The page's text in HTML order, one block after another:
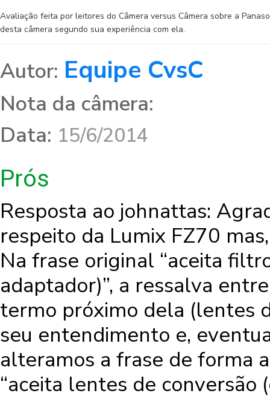
Avaliação feita por leitores do Câmera versus Câmera sobre a
desta câmera segundo sua experiência com ela.
Autor: Equipe CvsC
Nota da câmera:
Data: 15/6/2014
Prós
Resposta ao johnattas:
respeito da Lumix FZ70
Na frase original “aceita
adaptador)”, a ressalva
termo próximo dela (lentes
seu entendimento e,
alteramos a frase de forma
“aceita lentes de conversão